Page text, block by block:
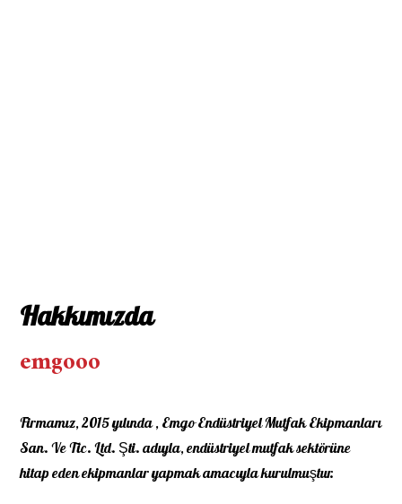
Hakkımızda
emgooo
Firmamız, 2015 yılında , Emgo Endüstriyel Mutfak Ekipmanları
San. Ve Tic. Ltd. Şti. adıyla, endüstriyel mutfak sektörüne
hitap eden ekipmanlar yapmak amacıyla kurulmuştur.